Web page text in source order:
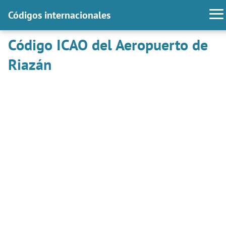
Códigos internacionales
Código ICAO del Aeropuerto de
Riazán